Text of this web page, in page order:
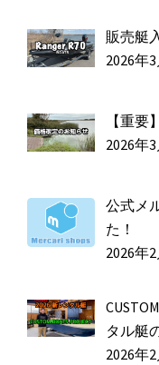
販売艇
2026年
【重
2026年
公式メ
た！
2026年
タル艇
2026年